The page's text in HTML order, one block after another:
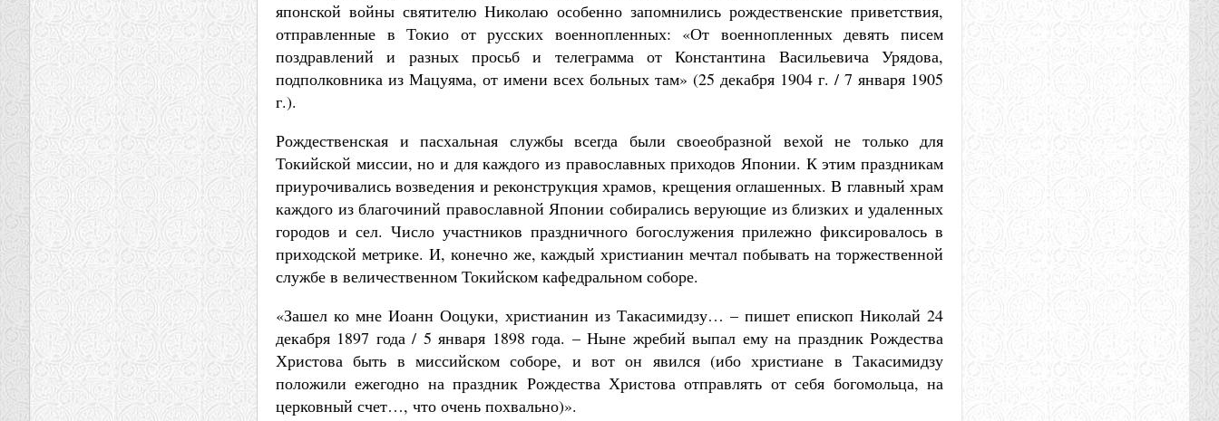
японской войны святителю Николаю особенно запомнились рождественские приветствия,
отправленные в Токио от русских военнопленных: «От военнопленных девять писем
поздравлений и разных просьб и телеграмма от Константина Васильевича Урядова,
подполковника из Мацуяма, от имени всех больных там» (25 декабря 1904 г. / 7 января 1905
г.).
Рождественская и пасхальная службы всегда были своеобразной вехой не только для
Токийской миссии, но и для каждого из православных приходов Японии. К этим праздникам
приурочивались возведения и реконструкция храмов, крещения оглашенных. В главный храм
каждого из благочиний православной Японии собирались верующие из близких и удаленных
городов и сел. Число участников праздничного богослужения прилежно фиксировалось в
приходской метрике. И, конечно же, каждый христианин мечтал побывать на торжественной
службе в величественном Токийском кафедральном соборе.
«Зашел ко мне Иоанн Ооцуки, христианин из Такасимидзу… – пишет епископ Николай 24
декабря 1897 года / 5 января 1898 года. – Ныне жребий выпал ему на праздник Рождества
Христова быть в миссийском соборе, и вот он явился (ибо христиане в Такасимидзу
положили ежегодно на праздник Рождества Христова отправлять от себя богомольца, на
церковный счет…, что очень похвально)».